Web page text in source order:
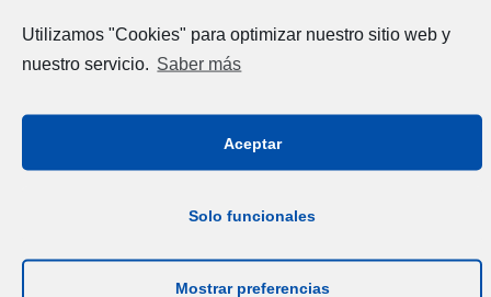
La FP Dual Intensiva es exigente. Habrá momentos de mucho
trabajo y estudio. Desarrollar una fuerte
responsabilidades, tanto académicas como laborales.
5. Proactividad
No esperes a que te digan exactamente qué debes hacer. Sea
Utilizamos "Cookies" para optimizar nuestro sitio web y
nuestro servicio. Saber más
Aceptar
Solo funcionales
Mostrar preferencias